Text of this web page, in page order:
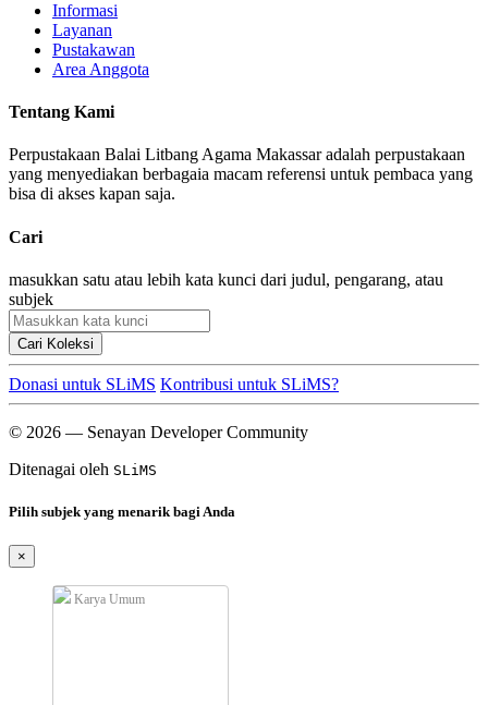
Informasi
Layanan
Pustakawan
Area Anggota
Tentang Kami
Perpustakaan Balai Litbang Agama Makassar adalah perpustakaan
yang menyediakan berbagaia macam referensi untuk pembaca yang
bisa di akses kapan saja.
Cari
masukkan satu atau lebih kata kunci dari judul, pengarang, atau
subjek
Cari Koleksi
Donasi untuk SLiMS Kontribusi untuk SLiMS?
© 2026 — Senayan Developer Community
Ditenagai oleh SLiMS
Pilih subjek yang menarik bagi Anda
×
Karya Umum